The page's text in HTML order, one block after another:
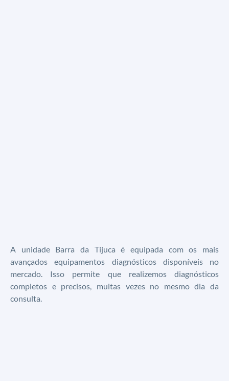
A unidade Barra da Tijuca é equipada com os mais
avançados equipamentos diagnósticos disponíveis no
mercado. Isso permite que realizemos diagnósticos
completos e precisos, muitas vezes no mesmo dia da
consulta.